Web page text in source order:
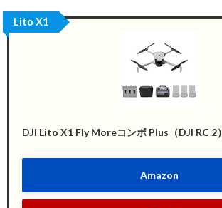
DJI Lito X1 Fly Moreコンボ Plus（DJI RC 2）
Amazon
Lito X1